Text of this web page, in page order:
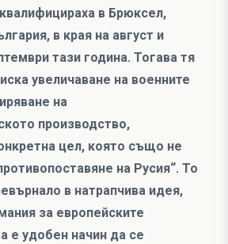
в Брюксел,
в края на август и
тази година. Тогава тя
увеличаване на военните
на
производство,
цел, която също не
на Русия“. То
в натрапчива идея,
за европейските
е удобен начин да се